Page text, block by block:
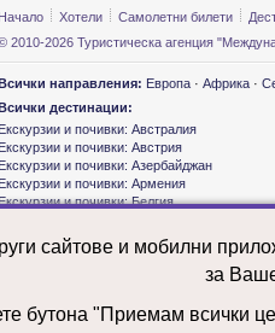
Начало Хотели Самолетни билети
2010-2026 Туристическа агенция
направления: Европа · Африка ·
дестинации:
Екскурзии и почивки: Австралия
Екскурзии и почивки: Австрия
Екскурзии и почивки: Азербайджан
Екскурзии и почивки: Армения
и почивки: Белгия
Екскурзии и почивки: Великобритания
Екскурзии и почивки: Виетнам
и почивки: Гърция
Екскурзии и почивки: Дания
сайтове и мобилни
за
бутона "Приемам всички